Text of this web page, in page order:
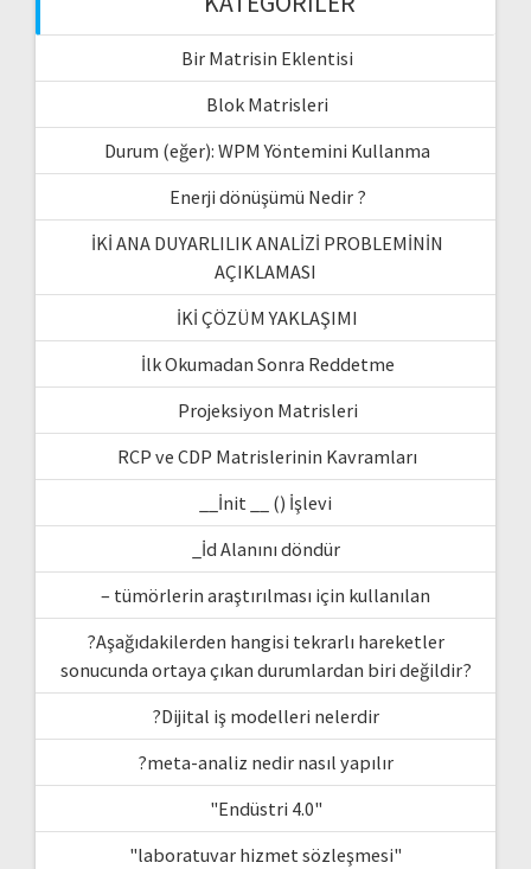
Bir Matrisin Eklentisi
Blok Matrisleri
Durum (eğer): WPM Yöntemini Kullanma
Enerji dönüşümü Nedir ?
İKİ ANA DUYARLILIK ANALİZİ PROBLEMİNİN
AÇIKLAMASI
İKİ ÇÖZÜM YAKLAŞIMI
İlk Okumadan Sonra Reddetme
Projeksiyon Matrisleri
RCP ve CDP Matrislerinin Kavramları
__İnit __ () İşlevi
_İd Alanını döndür
– tümörlerin araştırılması için kullanılan
?Aşağıdakilerden hangisi tekrarlı hareketler
sonucunda ortaya çıkan durumlardan biri değildir?
?Dijital iş modelleri nelerdir
?meta-analiz nedir nasıl yapılır
"Endüstri 4.0"
"laboratuvar hizmet sözleşmesi"